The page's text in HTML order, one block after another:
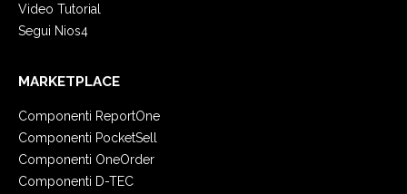
Video Tutorial
Segui Nios4
MARKETPLACE
Componenti ReportOne
Componenti PocketSell
Componenti OneOrder
Componenti D-TEC